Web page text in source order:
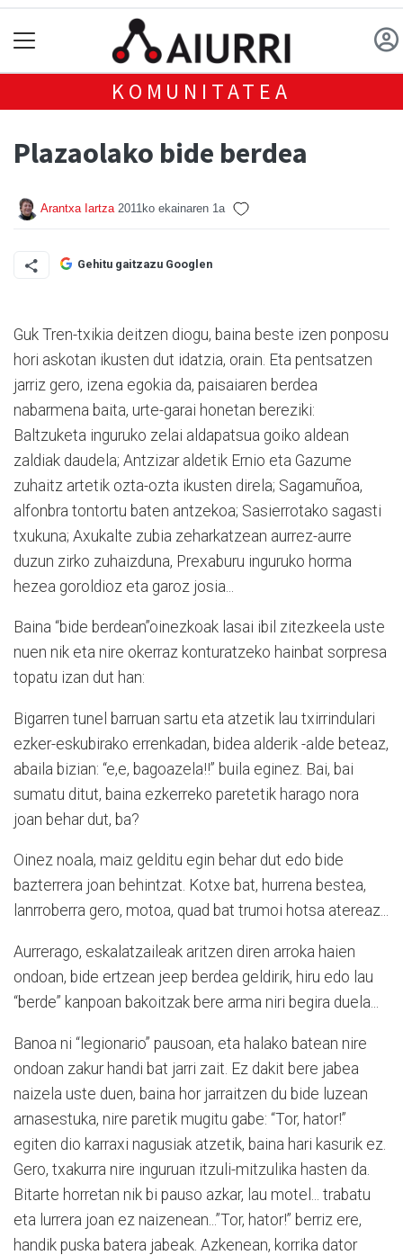
KOMUNITATEA
Plazaolako bide berdea
Arantxa Iartza 2011ko ekainaren 1a
Gehitu gaitzazu Googlen
Guk Tren-txikia deitzen diogu, baina beste izen ponposu
hori askotan ikusten dut idatzia, orain. Eta pentsatzen
jarriz gero, izena egokia da, paisaiaren berdea
nabarmena baita, urte-garai honetan bereziki:
Baltzuketa inguruko zelai aldapatsua goiko aldean
zaldiak daudela; Antzizar aldetik Ernio eta Gazume
zuhaitz artetik ozta-ozta ikusten direla; Sagamuñoa,
alfonbra tontortu baten antzekoa; Sasierrotako sagasti
txukuna; Axukalte zubia zeharkatzean aurrez-aurre
duzun zirko zuhaizduna, Prexaburu inguruko horma
hezea goroldioz eta garoz josia...
Baina “bide berdean”oinezkoak lasai ibil zitezkeela uste
nuen nik eta nire okerraz konturatzeko hainbat sorpresa
topatu izan dut han:
Bigarren tunel barruan sartu eta atzetik lau txirrindulari
ezker-eskubirako errenkadan, bidea alderik -alde beteaz,
abaila bizian: “e,e, bagoazela!!” buila eginez. Bai, bai
sumatu ditut, baina ezkerreko paretetik harago nora
joan behar dut, ba?
Oinez noala, maiz gelditu egin behar dut edo bide
bazterrera joan behintzat. Kotxe bat, hurrena bestea,
lanrroberra gero, motoa, quad bat trumoi hotsa atereaz...
Aurrerago, eskalatzaileak aritzen diren arroka haien
ondoan, bide ertzean jeep berdea geldirik, hiru edo lau
“berde” kanpoan bakoitzak bere arma niri begira duela...
Banoa ni “legionario” pausoan, eta halako batean nire
ondoan zakur handi bat jarri zait. Ez dakit bere jabea
naizela uste duen, baina hor jarraitzen du bide luzean
arnasestuka, nire paretik mugitu gabe: “Tor, hator!”
egiten dio karraxi nagusiak atzetik, baina hari kasurik ez.
Gero, txakurra nire inguruan itzuli-mitzulika hasten da.
Bitarte horretan nik bi pauso azkar, lau motel... trabatu
eta lurrera joan ez naizenean...”Tor, hator!” berriz ere,
handik puska batera jabeak. Azkenean, korrika dator